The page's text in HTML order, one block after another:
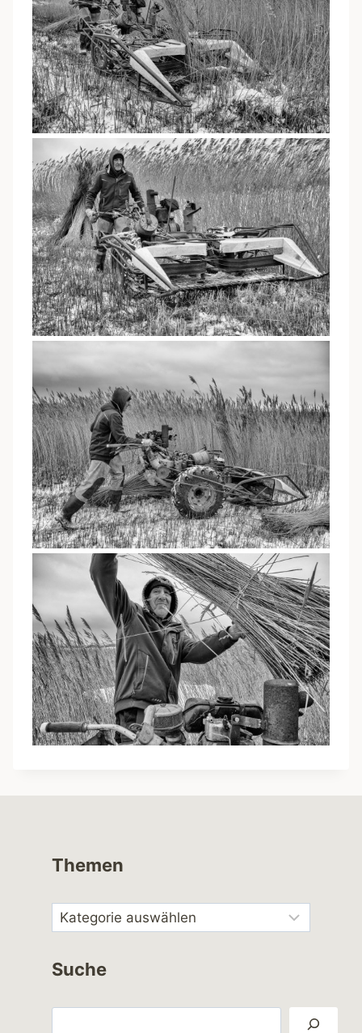
Themen
Suche